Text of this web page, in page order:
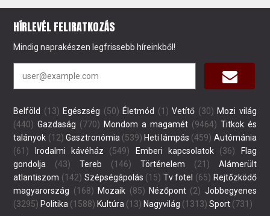
HÍRLEVÉL FELIRATKOZÁS
Mindig naprakészen legfrissebb híreinkből!
Belföld (13) Egészség (50) Életmód (1) Vetítő (30) Mozi világ
(440) Gazdaság (770) Mondom a magamét(9464) Titkok és
talányok (12) Gasztronómia(539) Heti lámpás (459) Autómánia
(61)
Irodalmi kávéház (549) Emberi kapcsolatok(36)
Flag
gondolja (43) Tereb (146) Történelem (21)
Alámerült
atlantiszom (142) Szépségápolás (15) Tv fotel (65) Rejtőzködő
magyarország (168) Mozaik (85) Nézőpont(2) Jobbegyenes
(3295) Politika (1588) Kultúra (13) Nagyvilág (1313) Sport (731)